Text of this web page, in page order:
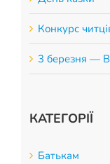
Конкурс
3 березня —
КАТЕГОРІЇ
Батькам